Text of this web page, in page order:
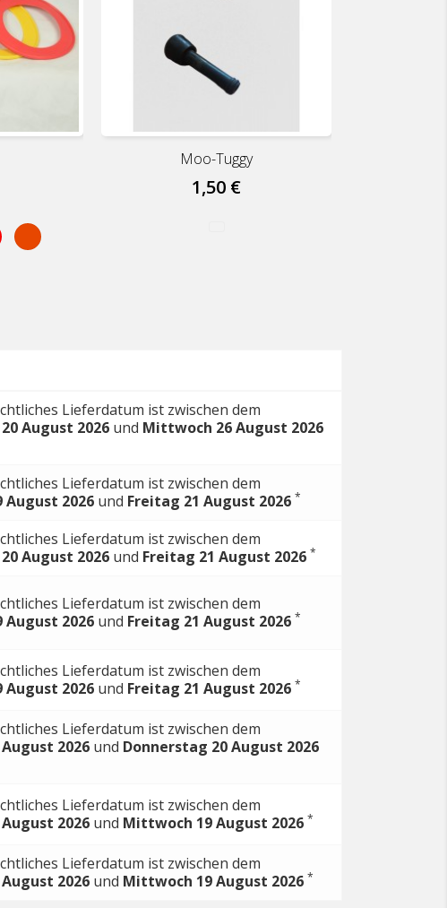
Orange
Moo-Tuggy
1,50 €
Lieferdatum ist zwischen dem
August 2026 und Mittwoch 26 August 2026
Lieferdatum ist zwischen dem
2026 und Freitag 21 August 2026 *
Lieferdatum ist zwischen dem
August 2026 und Freitag 21 August 2026 *
Lieferdatum ist zwischen dem
2026 und Freitag 21 August 2026 *
Lieferdatum ist zwischen dem
2026 und Freitag 21 August 2026 *
Lieferdatum ist zwischen dem
2026 und Donnerstag 20 August 2026
Lieferdatum ist zwischen dem
2026 und Mittwoch 19 August 2026 *
Lieferdatum ist zwischen dem
2026 und Mittwoch 19 August 2026 *